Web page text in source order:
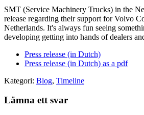
SMT (Service Machinery Trucks) in the
release regarding their support for Volvo
Netherlands. It's always fun seeing
developing getting into hands of dealers
Press release (in Dutch)
Press release (in Dutch) as a pdf
Kategori: Blog, Timeline
Lämna ett svar